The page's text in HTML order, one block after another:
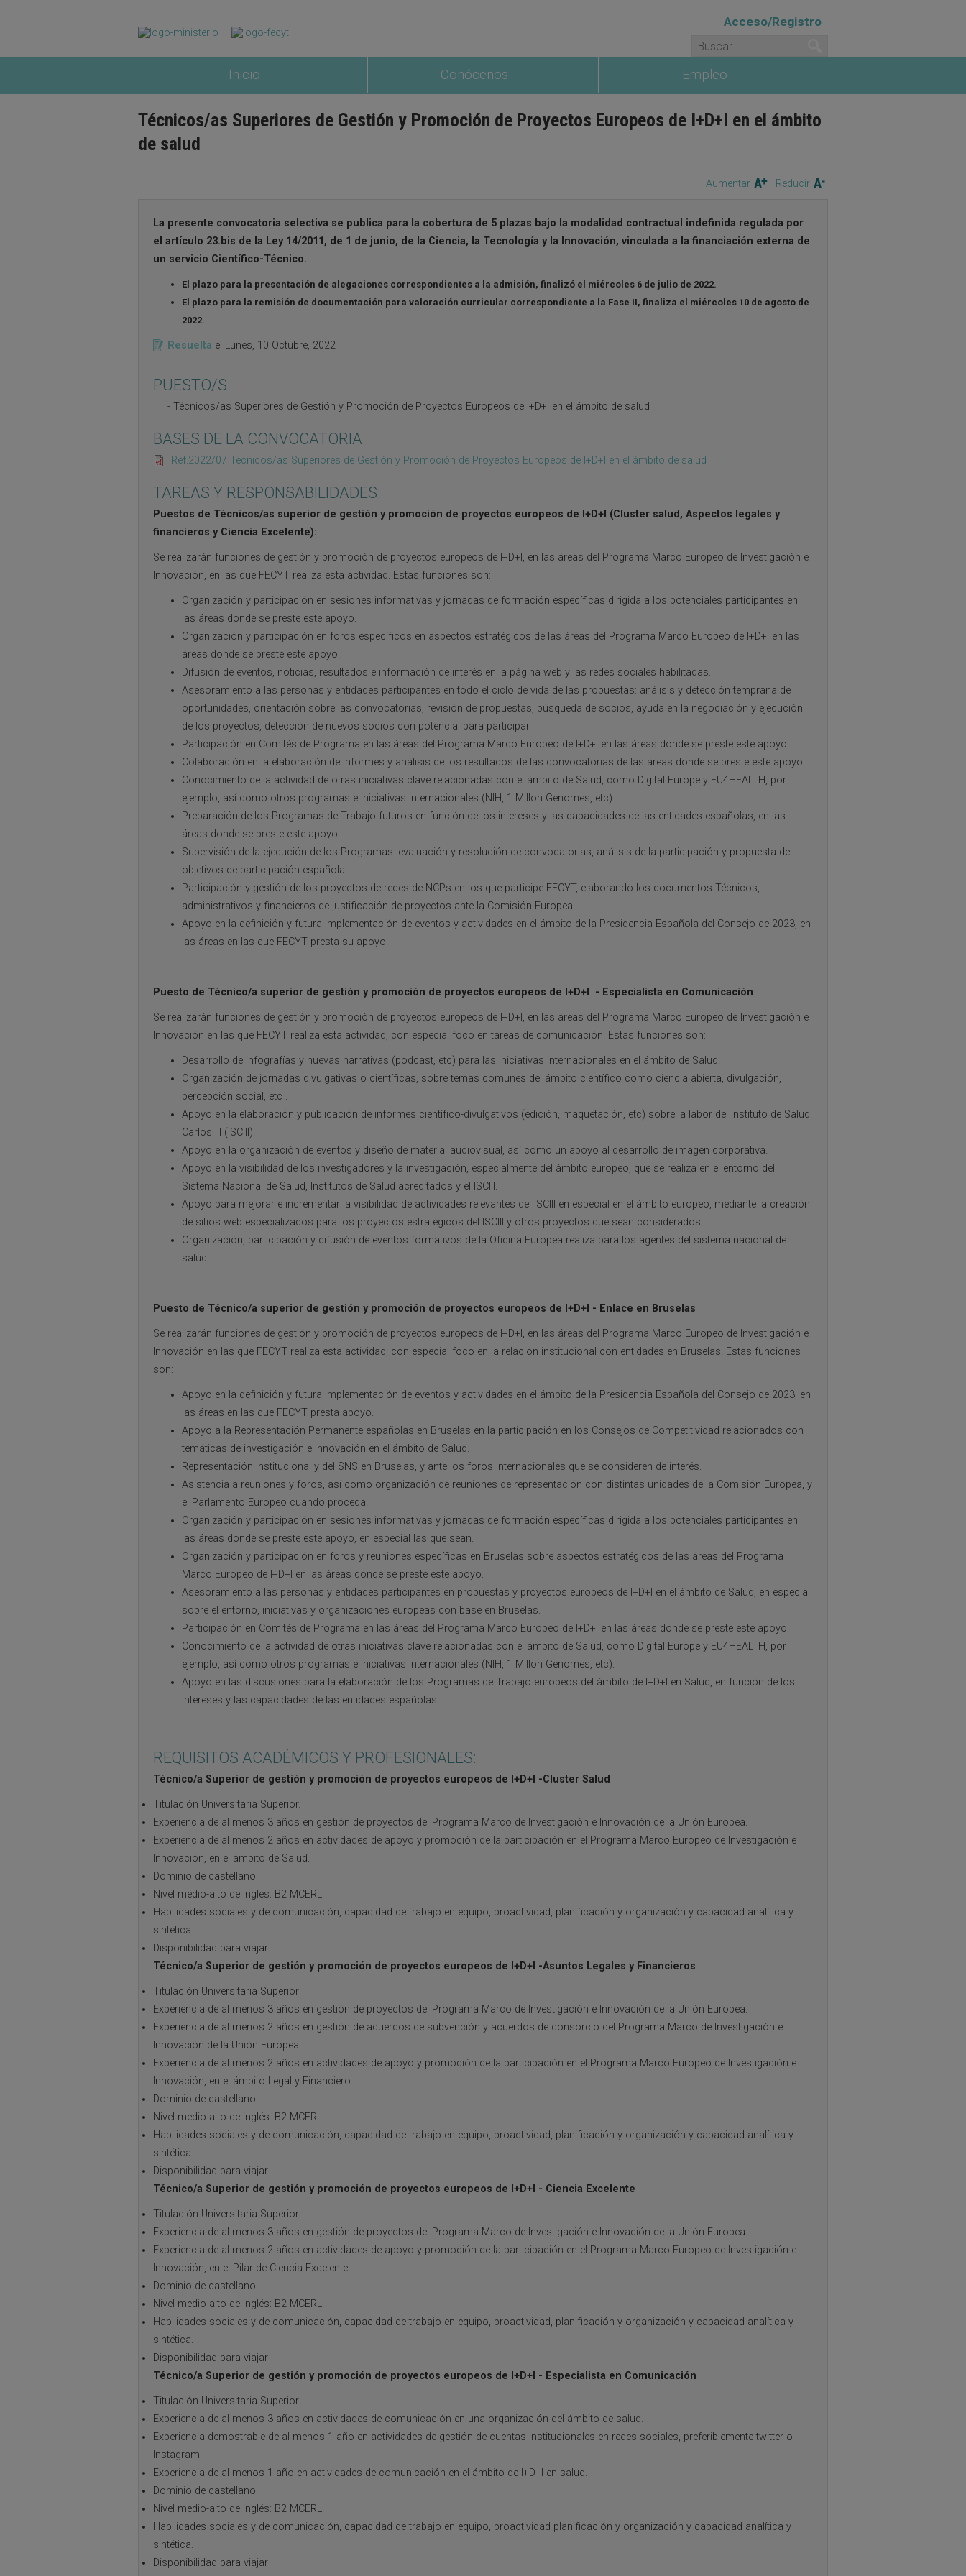
Acceso/Registro
Formulario de búsqueda
Buscar
Inicio Conócenos Empleo
Técnicos/as Superiores de Gestión y Promoción de Proyectos Europeos de I+D+I en el ámbito
de salud
Aumentar Reducir
La presente convocatoria selectiva se publica para la cobertura de 5 plazas bajo la modalidad contractual indefinida regulada por
el artículo 23.bis de la Ley 14/2011, de 1 de junio, de la Ciencia, la Tecnología y la Innovación, vinculada a la financiación externa de
un servicio Científico-Técnico.
El plazo para la presentación de alegaciones correspondientes a la admisión, finalizó el miércoles 6 de julio de 2022.
El plazo para la remisión de documentación para valoración curricular correspondiente a la Fase II, finaliza el miércoles 10 de agosto de
2022.
Resuelta el Lunes, 10 Octubre, 2022
PUESTO/S:
Técnicos/as Superiores de Gestión y Promoción de Proyectos Europeos de I+D+I en el ámbito de salud
BASES DE LA CONVOCATORIA:
Ref.2022/07 Técnicos/as Superiores de Gestión y Promoción de Proyectos Europeos de I+D+I en el ámbito de salud
TAREAS Y RESPONSABILIDADES:
Puestos de Técnicos/as superior de gestión y promoción de proyectos europeos de I+D+I (Cluster salud, Aspectos legales y
financieros y Ciencia Excelente):
Se realizarán funciones de gestión y promoción de proyectos europeos de I+D+I, en las áreas del Programa Marco Europeo de Investigación e
Innovación, en las que FECYT realiza esta actividad. Estas funciones son:
Organización y participación en sesiones informativas y jornadas de formación específicas dirigida a los potenciales participantes en
las áreas donde se preste este apoyo.
Organización y participación en foros específicos en aspectos estratégicos de las áreas del Programa Marco Europeo de I+D+I en las
áreas donde se preste este apoyo.
Difusión de eventos, noticias, resultados e información de interés en la página web y las redes sociales habilitadas.
Asesoramiento a las personas y entidades participantes en todo el ciclo de vida de las propuestas: análisis y detección temprana de
oportunidades, orientación sobre las convocatorias, revisión de propuestas, búsqueda de socios, ayuda en la negociación y ejecución
de los proyectos, detección de nuevos socios con potencial para participar.
Participación en Comités de Programa en las áreas del Programa Marco Europeo de I+D+I en las áreas donde se preste este apoyo.
Colaboración en la elaboración de informes y análisis de los resultados de las convocatorias de las áreas donde se preste este apoyo.
Conocimiento de la actividad de otras iniciativas clave relacionadas con el ámbito de Salud, como Digital Europe y EU4HEALTH, por
ejemplo, así como otros programas e iniciativas internacionales (NIH, 1 Millon Genomes, etc).
Preparación de los Programas de Trabajo futuros en función de los intereses y las capacidades de las entidades españolas, en las
áreas donde se preste este apoyo.
Supervisión de la ejecución de los Programas: evaluación y resolución de convocatorias, análisis de la participación y propuesta de
objetivos de participación española.
Participación y gestión de los proyectos de redes de NCPs en los que participe FECYT, elaborando los documentos Técnicos,
administrativos y financieros de justificación de proyectos ante la Comisión Europea.
Apoyo en la definición y futura implementación de eventos y actividades en el ámbito de la Presidencia Española del Consejo de 2023, en
las áreas en las que FECYT presta su apoyo.
Puesto de Técnico/a superior de gestión y promoción de proyectos europeos de I+D+I - Especialista en Comunicación
Se realizarán funciones de gestión y promoción de proyectos europeos de I+D+I, en las áreas del Programa Marco Europeo de Investigación e
Innovación en las que FECYT realiza esta actividad, con especial foco en tareas de comunicación. Estas funciones son:
Desarrollo de infografías y nuevas narrativas (podcast, etc) para las iniciativas internacionales en el ámbito de Salud.
Organización de jornadas divulgativas o científicas, sobre temas comunes del ámbito científico como ciencia abierta, divulgación,
percepción social, etc .
Apoyo en la elaboración y publicación de informes científico-divulgativos (edición, maquetación, etc) sobre la labor del Instituto de Salud
Carlos III (ISCIII).
Apoyo en la organización de eventos y diseño de material audiovisual, así como un apoyo al desarrollo de imagen corporativa.
Apoyo en la visibilidad de los investigadores y la investigación, especialmente del ámbito europeo, que se realiza en el entorno del
Sistema Nacional de Salud, Institutos de Salud acreditados y el ISCIII.
Apoyo para mejorar e incrementar la visibilidad de actividades relevantes del ISCIII en especial en el ámbito europeo, mediante la creación
de sitios web especializados para los proyectos estratégicos del ISCIII y otros proyectos que sean considerados.
Organización, participación y difusión de eventos formativos de la Oficina Europea realiza para los agentes del sistema nacional de
salud.
Puesto de Técnico/a superior de gestión y promoción de proyectos europeos de I+D+I - Enlace en Bruselas
Se realizarán funciones de gestión y promoción de proyectos europeos de I+D+I, en las áreas del Programa Marco Europeo de Investigación e
Innovación en las que FECYT realiza esta actividad, con especial foco en la relación institucional con entidades en Bruselas. Estas funciones
son:
Apoyo en la definición y futura implementación de eventos y actividades en el ámbito de la Presidencia Española del Consejo de 2023, en
las áreas en las que FECYT presta apoyo.
Apoyo a la Representación Permanente españolas en Bruselas en la participación en los Consejos de Competitividad relacionados con
temáticas de investigación e innovación en el ámbito de Salud.
Representación institucional y del SNS en Bruselas, y ante los foros internacionales que se consideren de interés.
Asistencia a reuniones y foros, así como organización de reuniones de representación con distintas unidades de la Comisión Europea, y
el Parlamento Europeo cuando proceda.
Organización y participación en sesiones informativas y jornadas de formación específicas dirigida a los potenciales participantes en
las áreas donde se preste este apoyo, en especial las que sean.
Organización y participación en foros y reuniones específicas en Bruselas sobre aspectos estratégicos de las áreas del Programa
Marco Europeo de I+D+I en las áreas donde se preste este apoyo.
Asesoramiento a las personas y entidades participantes en propuestas y proyectos europeos de I+D+I en el ámbito de Salud, en especial
sobre el entorno, iniciativas y organizaciones europeas con base en Bruselas.
Participación en Comités de Programa en las áreas del Programa Marco Europeo de I+D+I en las áreas donde se preste este apoyo.
Conocimiento de la actividad de otras iniciativas clave relacionadas con el ámbito de Salud, como Digital Europe y EU4HEALTH, por
ejemplo, así como otros programas e iniciativas internacionales (NIH, 1 Millon Genomes, etc).
Apoyo en las discusiones para la elaboración de los Programas de Trabajo europeos del ámbito de I+D+I en Salud, en función de los
intereses y las capacidades de las entidades españolas.
REQUISITOS ACADÉMICOS Y PROFESIONALES:
Técnico/a Superior de gestión y promoción de proyectos europeos de I+D+I -Cluster Salud
Titulación Universitaria Superior.
Experiencia de al menos 3 años en gestión de proyectos del Programa Marco de Investigación e Innovación de la Unión Europea.
Experiencia de al menos 2 años en actividades de apoyo y promoción de la participación en el Programa Marco Europeo de Investigación e
Innovación, en el ámbito de Salud.
Dominio de castellano.
Nivel medio-alto de inglés: B2 MCERL.
Habilidades sociales y de comunicación, capacidad de trabajo en equipo, proactividad, planificación y organización y capacidad analítica y
sintética.
Disponibilidad para viajar.
Técnico/a Superior de gestión y promoción de proyectos europeos de I+D+I -Asuntos Legales y Financieros
Titulación Universitaria Superior
Experiencia de al menos 3 años en gestión de proyectos del Programa Marco de Investigación e Innovación de la Unión Europea.
Experiencia de al menos 2 años en gestión de acuerdos de subvención y acuerdos de consorcio del Programa Marco de Investigación e
Innovación de la Unión Europea.
Experiencia de al menos 2 años en actividades de apoyo y promoción de la participación en el Programa Marco Europeo de Investigación e
Innovación, en el ámbito Legal y Financiero.
Dominio de castellano.
Nivel medio-alto de inglés: B2 MCERL.
Habilidades sociales y de comunicación, capacidad de trabajo en equipo, proactividad, planificación y organización y capacidad analítica y
sintética.
Disponibilidad para viajar
Técnico/a Superior de gestión y promoción de proyectos europeos de I+D+I - Ciencia Excelente
Titulación Universitaria Superior
Experiencia de al menos 3 años en gestión de proyectos del Programa Marco de Investigación e Innovación de la Unión Europea.
Experiencia de al menos 2 años en actividades de apoyo y promoción de la participación en el Programa Marco Europeo de Investigación e
Innovación, en el Pilar de Ciencia Excelente.
Dominio de castellano.
Nivel medio-alto de inglés: B2 MCERL.
Habilidades sociales y de comunicación, capacidad de trabajo en equipo, proactividad, planificación y organización y capacidad analítica y
sintética.
Disponibilidad para viajar
Técnico/a Superior de gestión y promoción de proyectos europeos de I+D+I - Especialista en Comunicación
Titulación Universitaria Superior
Experiencia de al menos 3 años en actividades de comunicación en una organización del ámbito de salud.
Experiencia demostrable de al menos 1 año en actividades de gestión de cuentas institucionales en redes sociales, preferiblemente twitter o
Instagram.
Experiencia de al menos 1 año en actividades de comunicación en el ámbito de I+D+I en salud.
Dominio de castellano.
Nivel medio-alto de inglés: B2 MCERL.
Habilidades sociales y de comunicación, capacidad de trabajo en equipo, proactividad planificación y organización y capacidad analítica y
sintética.
Disponibilidad para viajar